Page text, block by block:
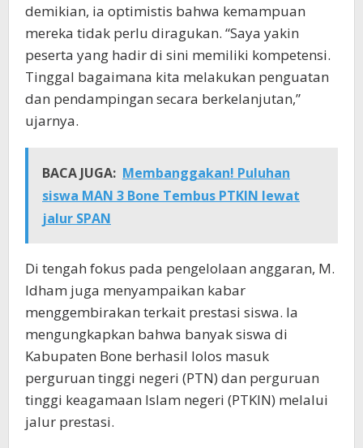
demikian, ia optimistis bahwa kemampuan
mereka tidak perlu diragukan. “Saya yakin
peserta yang hadir di sini memiliki kompetensi.
Tinggal bagaimana kita melakukan penguatan
dan pendampingan secara berkelanjutan,”
ujarnya.
BACA JUGA: Membanggakan! Puluhan
siswa MAN 3 Bone Tembus PTKIN lewat
jalur SPAN
Di tengah fokus pada pengelolaan anggaran, M.
Idham juga menyampaikan kabar
menggembirakan terkait prestasi siswa. Ia
mengungkapkan bahwa banyak siswa di
Kabupaten Bone berhasil lolos masuk
perguruan tinggi negeri (PTN) dan perguruan
tinggi keagamaan Islam negeri (PTKIN) melalui
jalur prestasi.